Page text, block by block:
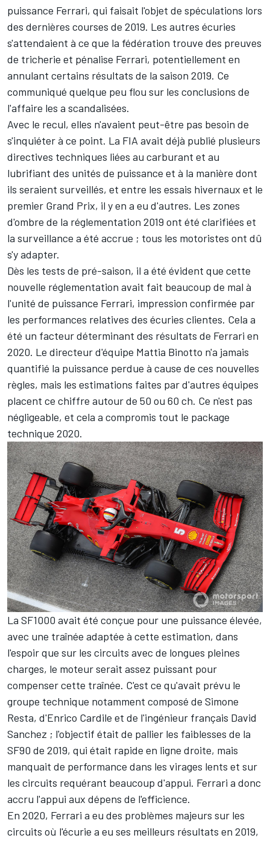
puissance Ferrari, qui faisait l'objet de spéculations lors
des dernières courses de 2019. Les autres écuries
s'attendaient à ce que la fédération trouve des preuves
de tricherie et pénalise Ferrari, potentiellement en
annulant certains résultats de la saison 2019. Ce
communiqué quelque peu flou sur les conclusions de
l'affaire les a scandalisées.
Avec le recul, elles n'avaient peut-être pas besoin de
s'inquiéter à ce point. La FIA avait déjà publié plusieurs
directives techniques liées au carburant et au
lubrifiant des unités de puissance et à la manière dont
ils seraient surveillés, et entre les essais hivernaux et le
premier Grand Prix, il y en a eu d'autres. Les zones
d'ombre de la réglementation 2019 ont été clarifiées et
la surveillance a été accrue ; tous les motoristes ont dû
s'y adapter.
Dès les tests de pré-saison, il a été évident que cette
nouvelle réglementation avait fait beaucoup de mal à
l'unité de puissance Ferrari, impression confirmée par
les performances relatives des écuries clientes. Cela a
été un facteur déterminant des résultats de Ferrari en
2020. Le directeur d'équipe Mattia Binotto n'a jamais
quantifié la puissance perdue à cause de ces nouvelles
règles, mais les estimations faites par d'autres équipes
placent ce chiffre autour de 50 ou 60 ch. Ce n'est pas
négligeable, et cela a compromis tout le package
technique 2020.
La SF1000 avait été conçue pour une puissance élevée,
avec une traînée adaptée à cette estimation, dans
l'espoir que sur les circuits avec de longues pleines
charges, le moteur serait assez puissant pour
compenser cette traînée. C'est ce qu'avait prévu le
groupe technique notamment composé de Simone
Resta, d'Enrico Cardile et de l'ingénieur français David
Sanchez ; l'objectif était de pallier les faiblesses de la
SF90 de 2019, qui était rapide en ligne droite, mais
manquait de performance dans les virages lents et sur
les circuits requérant beaucoup d'appui. Ferrari a donc
accru l'appui aux dépens de l'efficience.
En 2020, Ferrari a eu des problèmes majeurs sur les
circuits où l'écurie a eu ses meilleurs résultats en 2019,